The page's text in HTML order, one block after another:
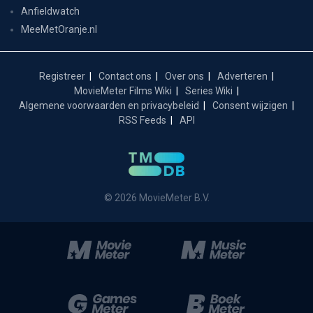
Anfieldwatch
MeeMetOranje.nl
Registreer Contact ons Over ons
Adverteren
MovieMeter Films Wiki
Series Wiki
Algemene voorwaarden en privacybeleid
Consent wijzigen
RSS Feeds
API
© 2026 MovieMeter B.V.